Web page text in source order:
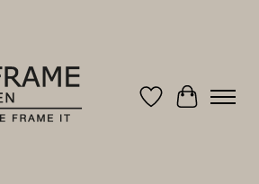
Verlanglijst